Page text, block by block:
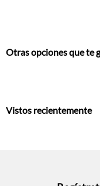
Otras opciones que te
Vistos recientemente